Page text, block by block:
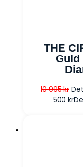
THE
Guld
10 995kr
500 kr